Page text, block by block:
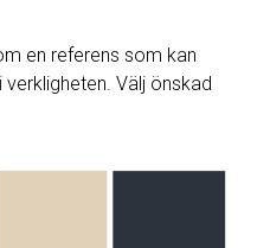
en referens som kan
Välj önskad